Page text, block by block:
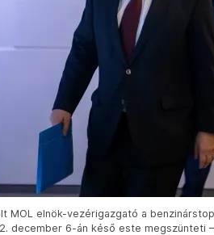
MOL elnök-vezérigazgató a
december 6-án késő este megszünteti –